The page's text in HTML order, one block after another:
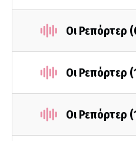
Οι Ρεπόρτερ
Οι Ρεπόρτερ
Οι Ρεπόρτερ